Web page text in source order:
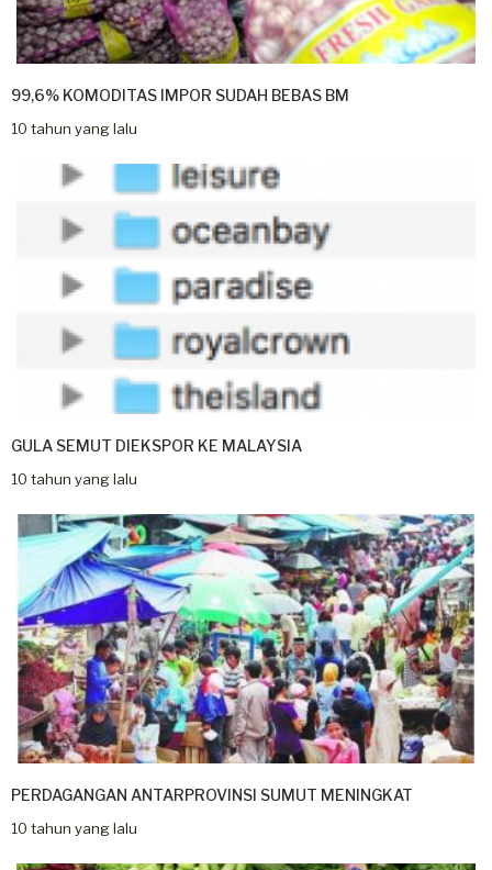
99,6% KOMODITAS IMPOR SUDAH BEBAS BM
10 tahun yang lalu
GULA SEMUT DIEKSPOR KE MALAYSIA
10 tahun yang lalu
PERDAGANGAN ANTARPROVINSI SUMUT MENINGKAT
10 tahun yang lalu